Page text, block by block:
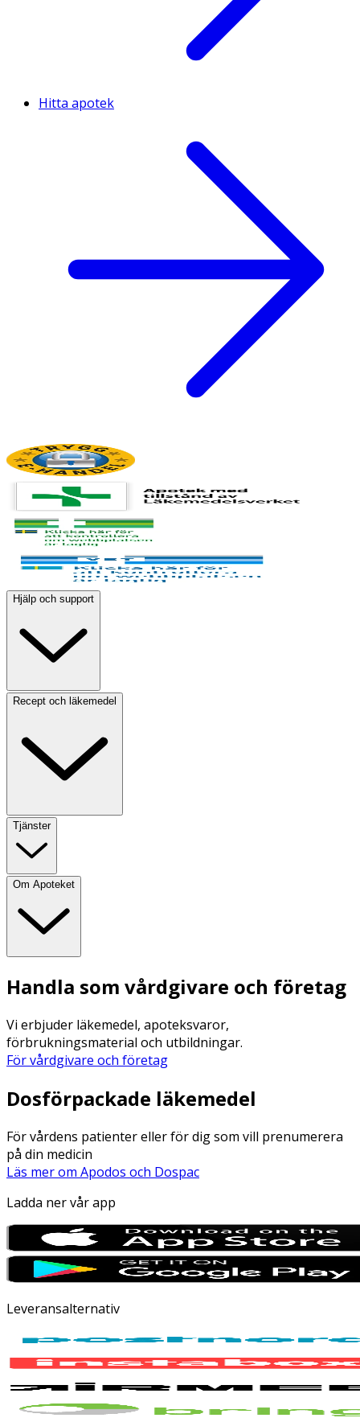
Hitta apotek
Hjälp och support
Recept och läkemedel
Tjänster
Om Apoteket
Handla som vårdgivare och företag
Vi erbjuder läkemedel, apoteksvaror,
förbrukningsmaterial och utbildningar.
För vårdgivare och företag
Dosförpackade läkemedel
För vårdens patienter eller för dig som vill prenumerera
på din medicin
Läs mer om Apodos och Dospac
Ladda ner vår app
Leveransalternativ